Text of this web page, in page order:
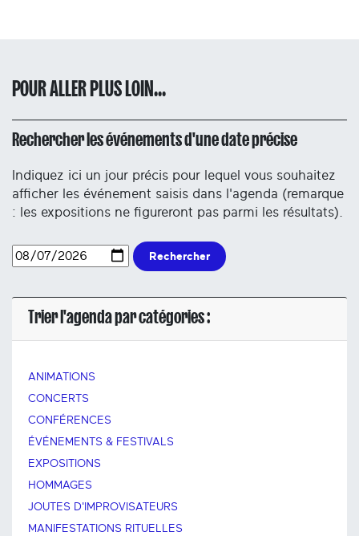
POUR ALLER PLUS LOIN...
Rechercher les événements d'une date précise
Indiquez ici un jour précis pour lequel vous souhaitez
afficher les événement saisis dans l'agenda (remarque
: les expositions ne figureront pas parmi les résultats).
Rechercher
Trier l'agenda par catégories :
ANIMATIONS
CONCERTS
CONFÉRENCES
ÉVÉNEMENTS & FESTIVALS
EXPOSITIONS
HOMMAGES
JOUTES D'IMPROVISATEURS
MANIFESTATIONS RITUELLES